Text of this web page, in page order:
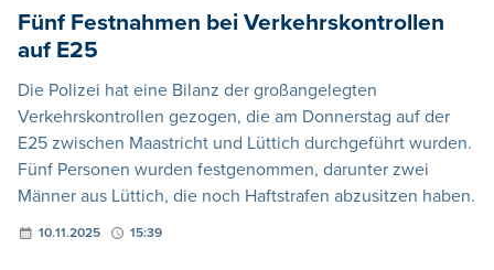
Fünf Festnahmen bei Verkehrskontrollen
auf E25
Die Polizei hat eine Bilanz der großangelegten
Verkehrskontrollen gezogen, die am Donnerstag auf der
E25 zwischen Maastricht und Lüttich durchgeführt wurden.
Fünf Personen wurden festgenommen, darunter zwei
Männer aus Lüttich, die noch Haftstrafen abzusitzen haben.
10.11.2025 15:39